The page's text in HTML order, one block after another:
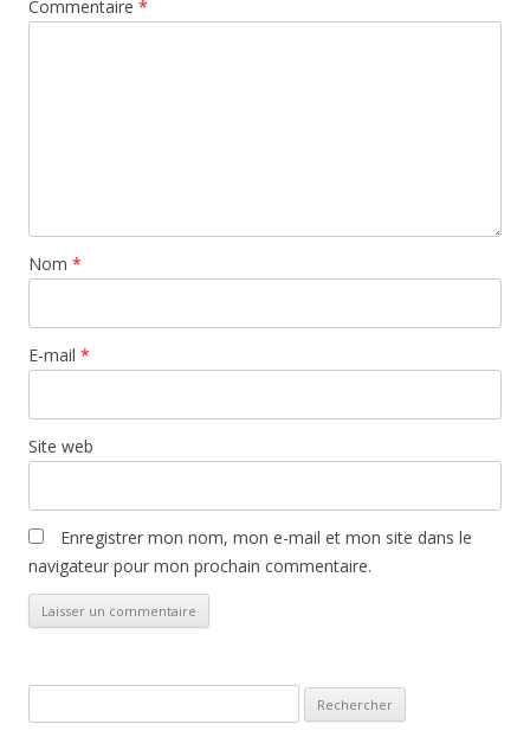
Commentaire *
Nom *
E-mail *
Site web
Enregistrer mon nom, mon e-mail et mon site dans le
navigateur pour mon prochain commentaire.